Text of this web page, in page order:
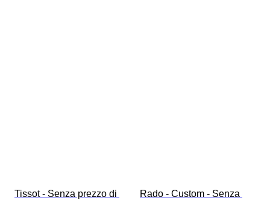
Tissot - Senza prezzo di
Rado - Custom - Senza